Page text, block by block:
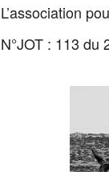
L’association
N°JOT : 113 du